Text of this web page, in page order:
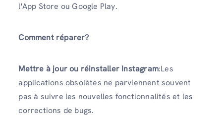
l'App Store ou Google Play.
Comment réparer?
Mettre à jour ou réinstaller Instagram:Les
applications obsolètes ne parviennent souvent
pas à suivre les nouvelles fonctionnalités et les
corrections de bugs.